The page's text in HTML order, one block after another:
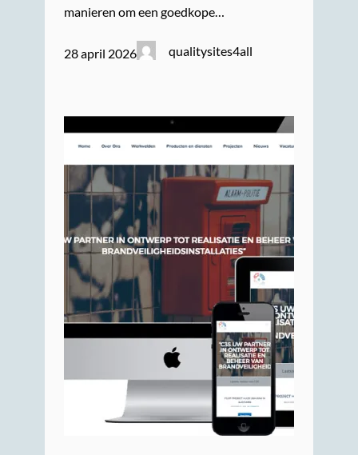
manieren om een goedkope…
28 april 2026 qualitysites4all